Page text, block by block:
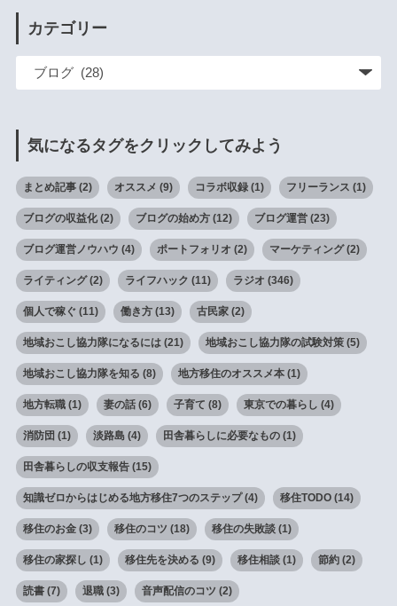
カテゴリー
気になるタグをクリックしてみよう
まとめ記事(2) オススメ (9) コラボ収録(1) フリーランス (1)
ブログの収益化(2) ブログの始め方(12) ブログ運営(23)
ブログ運営ノウハウ (4) ポートフォリオ (2) マーケティング(2)
ライティング(2) ライフハック (11) ラジオ (346)
個人で稼ぐ (11) 働き方(13) 古民家(2)
地域おこし協力隊になるには(21) 地域おこし協力隊の試験対策(5)
地域おこし協力隊を知る (8) 地方移住のオススメ本(1)
地方転職(1) 妻の話(6) 子育て (8) 東京での暮らし (4)
消防団 (1) 淡路島(4) 田舎暮らしに必要なもの(1)
田舎暮らしの収支報告(15)
知識ゼロからはじめる地方移住7つのステップ(4) 移住TODO(14)
移住のお金(3) 移住のコツ (18) 移住の失敗談(1)
移住の家探し (1) 移住先を決める (9) 移住相談(1) 節約(2)
読書(7) 退職(3) 音声配信のコツ (2)